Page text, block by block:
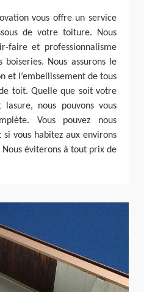
vous offre un service
de votre toiture. Nous
faire et professionnalisme
Nous assurons le
et l’embellissement de tous
toit. Quelle que soit votre
nous pouvons vous
Vous pouvez nous
vous habitez aux environs
éviterons à tout prix de